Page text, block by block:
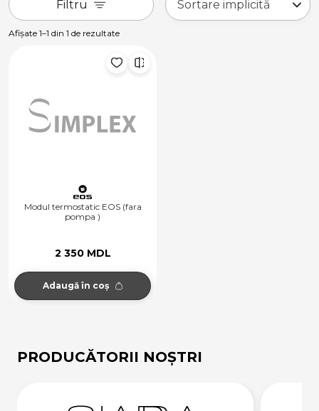
Filtru
Afișate 1–1 din 1 de rezultate
Modul termostatic EOS (fara
pompa )
2 350 MDL
Adaugă în coș
PRODUCĂTORII NOȘTRI